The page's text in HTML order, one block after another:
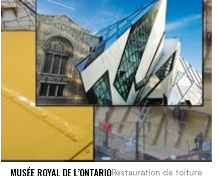
MUSÉE ROYAL DE L’ONTARIORestauration de toiture